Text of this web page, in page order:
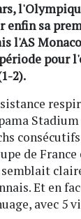
enfin sa
l'AS
pour
2).
de France
Et en
avec 5